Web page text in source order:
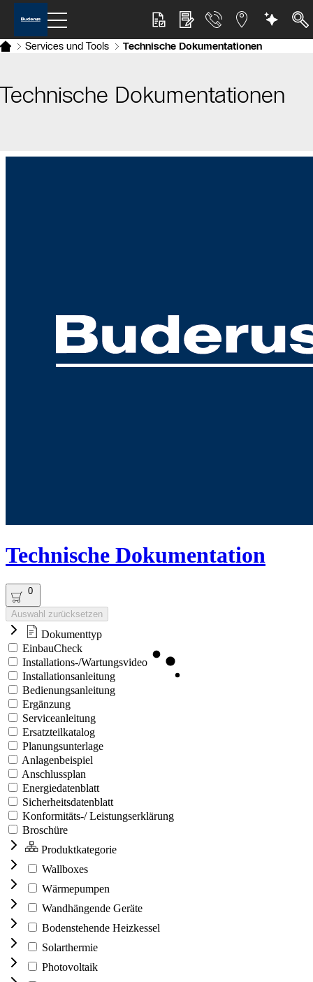
Services und Tools Technische Dokumentationen
Technische Dokumentationen